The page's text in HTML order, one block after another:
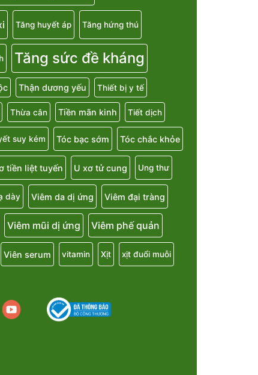
Tăng huyết áp Tăng hứng thú
Tăng sức đề kháng
Thận dương yếu Thiết bị y tế
Thừa cân Tiền mãn kinh Tiết dịch
suy kém Tóc bạc sớm Tóc chắc khỏe
tiền liệt tuyến U xơ tử cung Ung thư
dày Viêm da dị ứng Viêm đại tràng
Viêm mũi dị ứng Viêm phế quản
Viên serum vitamin Xịt xịt đuổi muỗi
youtube